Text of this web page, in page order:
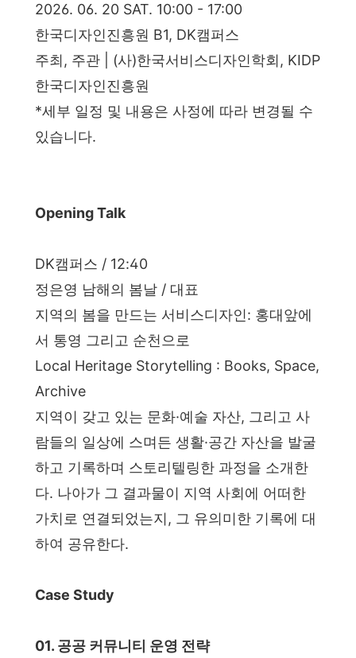
2026. 06. 20 SAT. 10:00 - 17:00
한국디자인진흥원 B1, DK캠퍼스
주최, 주관 | (사)한국서비스디자인학회, KIDP
한국디자인진흥원
*세부 일정 및 내용은 사정에 따라 변경될 수
있습니다.
Opening Talk
DK캠퍼스 / 12:40
정은영 남해의 봄날 / 대표
지역의 봄을 만드는 서비스디자인: 홍대앞에
서 통영 그리고 순천으로
Local Heritage Storytelling : Books, Space,
Archive
지역이 갖고 있는 문화·예술 자산, 그리고 사
람들의 일상에 스며든 생활·공간 자산을 발굴
하고 기록하며 스토리텔링한 과정을 소개한
다. 나아가 그 결과물이 지역 사회에 어떠한
가치로 연결되었는지, 그 유의미한 기록에 대
하여 공유한다.
Case Study
01. 공공 커뮤니티 운영 전략